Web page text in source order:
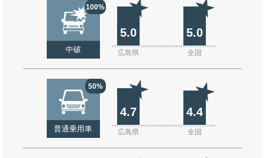
100%
中破
5.0 5.0
広島県 全国
50%
普通乗用車
4.7 4.4
広島県 全国